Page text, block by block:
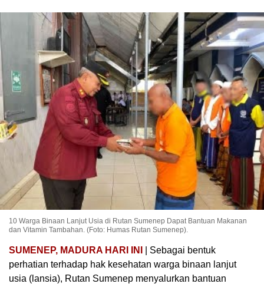
10 Warga Binaan Lanjut Usia di Rutan Sumenep Dapat Bantuan Makanan
dan Vitamin Tambahan. (Foto: Humas Rutan Sumenep).
SUMENEP, MADURA HARI INI
| Sebagai bentuk
perhatian terhadap hak kesehatan warga binaan lanjut
usia (lansia), Rutan Sumenep menyalurkan bantuan